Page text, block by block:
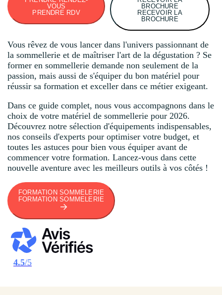
VOUS
PRENDRE RDV
BROCHURE
RECEVOIR LA
BROCHURE
Vous rêvez de vous lancer dans l'univers passionnant de
la sommellerie et de maîtriser l'art de la dégustation ? Se
former en sommellerie demande non seulement de la
passion, mais aussi de s'équiper du bon matériel pour
réussir sa formation et exceller dans ce métier exigeant.
Dans ce guide complet, nous vous accompagnons dans le
choix de votre matériel de sommellerie pour 2026.
Découvrez notre sélection d'équipements indispensables,
nos conseils d'experts pour optimiser votre budget, et
toutes les astuces pour bien vous équiper avant de
commencer votre formation. Lancez-vous dans cette
nouvelle aventure avec les meilleurs outils à vos côtés !
FORMATION SOMMELERIE
FORMATION SOMMELERIE
4.5/5